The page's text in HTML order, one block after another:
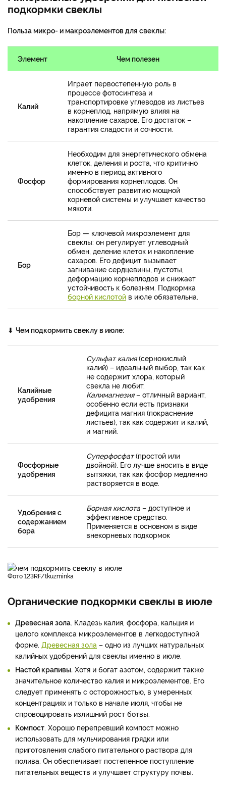
подкормки свеклы
Польза микро- и макроэлементов для свеклы:
Элемент Чем полезен
Калий
Играет первостепенную роль в
процессе фотосинтеза и
транспортировке углеводов из листьев
в корнеплод, напрямую влияя на
накопление сахаров. Его достаток –
гарантия сладости и сочности.
Фосфор
Необходим для энергетического обмена
клеток, деления и роста, что критично
именно в период активного
формирования корнеплодов. Он
способствует развитию мощной
корневой системы и улучшает качество
мякоти.
Бор
Бор — ключевой микроэлемент для
свеклы: он регулирует углеводный
обмен, деление клеток и накопление
сахаров. Его дефицит вызывает
загнивание сердцевины, пустоты,
деформацию корнеплодов и снижает
устойчивость к болезням. Подкормка
борной кислотой в июле обязательна.
⬇ Чем подкормить свеклу в июле:
Калийные
удобрения
Сульфат калия(сернокислый
калий) – идеальный выбор, так как
не содержит хлора, который
свекла не любит.
Калимагнезия– отличный вариант,
особенно если есть признаки
дефицита магния (покраснение
листьев), так как содержит и калий,
и магний.
Фосфорные
удобрения
Суперфосфат(простой или
двойной). Его лучше вносить в виде
вытяжки, так как фосфор медленно
растворяется в воде.
Удобрения с
содержанием
бора
Борная кислота – доступное и
эффективное средство.
Применяется в основном в виде
внекорневых подкормок
фото 123RF/tkuzminka
Органические подкормки свеклы в июле
Древесная зола . Кладезь калия, фосфора, кальция и
целого комплекса микроэлементов в легкодоступной
форме. Древесная зола – одно из лучших натуральных
калийных удобрений для свеклы именно в июле.
Настой крапивы. Хотя и богат азотом, содержит также
значительное количество калия и микроэлементов. Его
следует применять с осторожностью, в умеренных
концентрациях и только в начале июля, чтобы не
спровоцировать излишний рост ботвы.
Компост . Хорошо перепревший компост можно
использовать для мульчирования грядки или
приготовления слабого питательного раствора для
полива. Он обеспечивает постепенное поступление
питательных веществ и улучшает структуру почвы.